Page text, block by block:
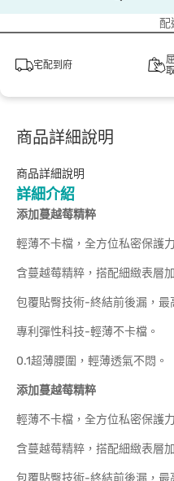
配
宅配到府
商品詳細說明
商品詳細說明
詳細介紹
添加蔓越莓精粹
輕薄不卡檔，全方位私密保護力
含蔓越莓精粹，搭配細緻表層
包覆貼臀技術-終結前後漏，最
專利彈性科技-輕薄不卡檔。
0.1超薄腰圍，輕薄透氣不悶。
添加蔓越莓精粹
輕薄不卡檔，全方位私密保護力
含蔓越莓精粹，搭配細緻表層
包覆貼臀技術-終結前後漏，最